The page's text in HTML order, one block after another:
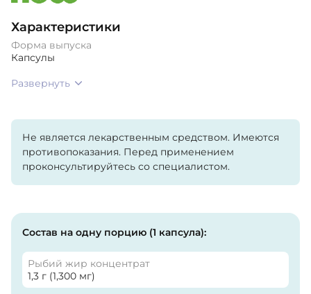
Характеристики
Форма выпуска
Капсулы
Развернуть
Не является лекарственным средством. Имеются
противопоказания. Перед применением
проконсультируйтесь со специалистом.
Состав на одну порцию (1 капсула):
Рыбий жир концентрат
1,3 г (1,300 мг)